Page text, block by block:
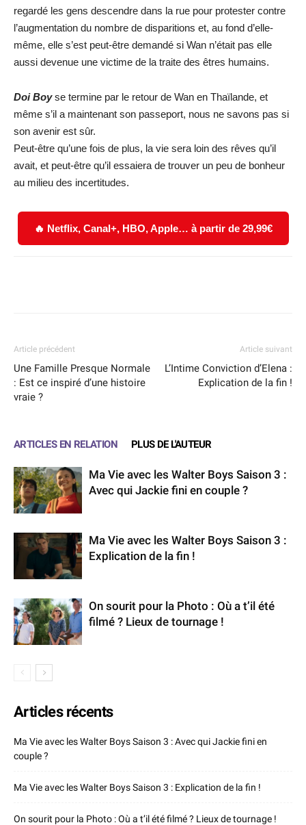
regardé les gens descendre dans la rue pour protester contre
l’augmentation du nombre de disparitions et, au fond d’elle-
même, elle s’est peut-être demandé si Wan n’était pas elle
aussi devenue une victime de la traite des êtres humains.
Doi Boyse termine par le retour de Wan en Thaïlande, et
même s’il a maintenant son passeport, nous ne savons pas si
son avenir est sûr.
Peut-être qu’une fois de plus, la vie sera loin des rêves qu’il
avait, et peut-être qu’il essaiera de trouver un peu de bonheur
au milieu des incertitudes.
🔥 Netflix, Canal+, HBO, Apple… à partir de 29,99€
Article précédent
Une Famille Presque Normale
: Est ce inspiré d’une histoire
vraie ?
Article suivant
L’Intime Conviction d’Elena :
Explication de la fin !
ARTICLES EN RELATION PLUS DE L'AUTEUR
Ma Vie avec les Walter Boys Saison 3 :
Avec qui Jackie fini en couple ?
Ma Vie avec les Walter Boys Saison 3 :
Explication de la fin !
On sourit pour la Photo : Où a t’il été
filmé ? Lieux de tournage !
Articles récents
Ma Vie avec les Walter Boys Saison 3 : Avec qui Jackie fini en
couple ?
Ma Vie avec les Walter Boys Saison 3 : Explication de la fin !
On sourit pour la Photo : Où a t’il été filmé ? Lieux de tournage !